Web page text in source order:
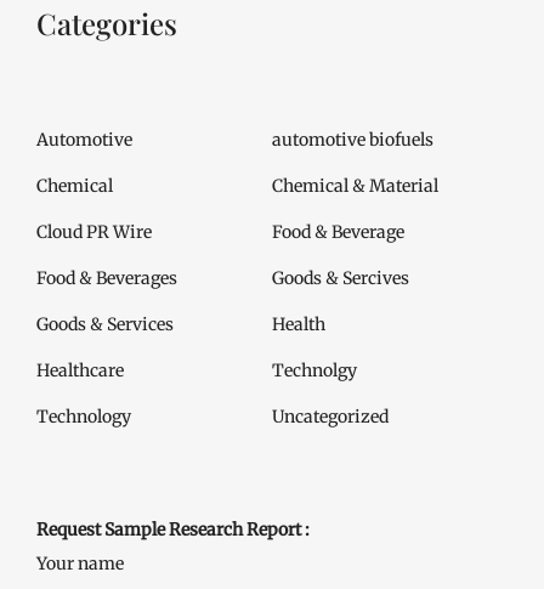
Categories
Automotive automotive biofuels
Chemical Chemical & Material
Cloud PR Wire Food & Beverage
Food & Beverages Goods & Sercives
Goods & Services Health
Healthcare Technolgy
Technology Uncategorized
Request Sample Research Report :
Your name